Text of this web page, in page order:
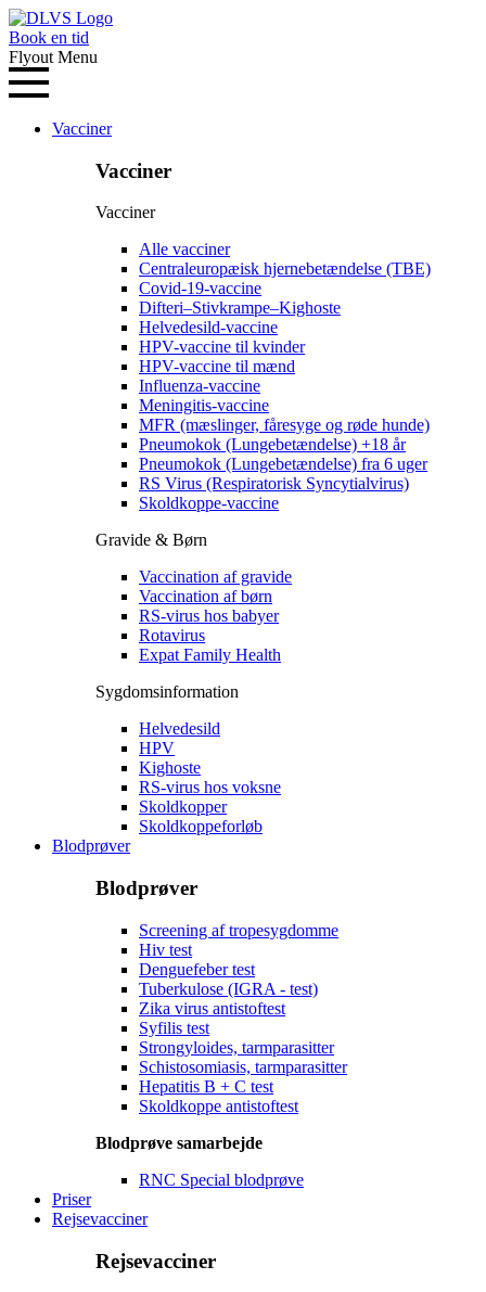
Book en tid
Flyout Menu
Vacciner
Vacciner
Vacciner
Alle vacciner
Centraleuropæisk hjernebetændelse (TBE)
Covid-19-vaccine
Difteri–Stivkrampe–Kighoste
Helvedesild-vaccine
HPV-vaccine til kvinder
HPV-vaccine til mænd
Influenza-vaccine
Meningitis-vaccine
MFR (mæslinger, fåresyge og røde hunde)
Pneumokok (Lungebetændelse) +18 år
Pneumokok (Lungebetændelse) fra 6 uger
RS Virus (Respiratorisk Syncytialvirus)
Skoldkoppe-vaccine
Gravide & Børn
Vaccination af gravide
Vaccination af børn
RS-virus hos babyer
Rotavirus
Expat Family Health
Sygdomsinformation
Helvedesild
HPV
Kighoste
RS-virus hos voksne
Skoldkopper
Skoldkoppeforløb
Blodprøver
Blodprøver
Screening af tropesygdomme
Hiv test
Denguefeber test
Tuberkulose (IGRA - test)
Zika virus antistoftest
Syfilis test
Strongyloides, tarmparasitter
Schistosomiasis, tarmparasitter
Hepatitis B + C test
Skoldkoppe antistoftest
Blodprøve samarbejde
RNC Special blodprøve
Priser
Rejsevacciner
Rejsevacciner